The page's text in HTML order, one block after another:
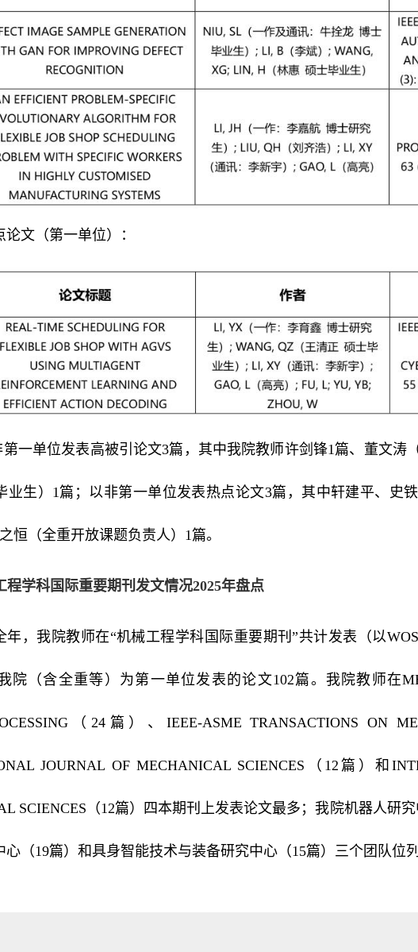
论文（第一单位）：
第一单位发表高被引论文3篇，其中我院教师许剑锋1篇、董文涛
业生）1篇；以非第一单位发表热点论文3篇，其中轩建平、史
恒（全重开放课题负责人）1篇。
程学科国际重要期刊发文情况2025年盘点
年，我院教师在“机械工程学科国际重要期刊”共计发表（以
院（含全重等）为第一单位发表的论文102篇。我院教师在
（24篇）、IEEE-ASME TRANSACTIONS ON
JOURNAL OF MECHANICAL SCIENCES（12篇）和
SCIENCES（12篇）四本期刊上发表论文最多；我院机器人研
心（19篇）和具身智能技术与装备研究中心（15篇）三个团队位